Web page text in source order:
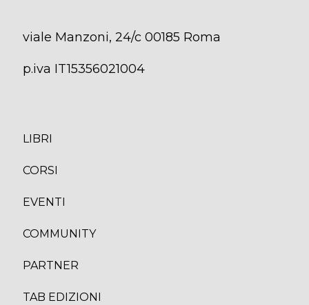
viale Manzoni, 24/c 00185 Roma
p.iva IT15356021004
LIBRI
CORS
EVENTI
COMMUNITY
PARTNER
TAB EDIZION